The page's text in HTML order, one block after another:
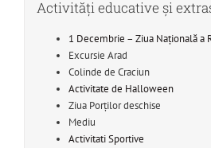
Activități educative și
1 Decembrie – Ziua Naţională a
Excursie Arad
Colinde de Craciun
Activitate de Halloween
Ziua Porților deschise
Mediu
Activitati Sportive